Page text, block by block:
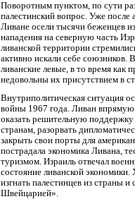
Поворотным пунктом, по сути
палестинский вопрос. Уже после
Ливане осели тысячи беженцев
нападения на северную часть
ливанской территории
активно искали себе союзников.
ливанские левые, в то время как
недовольны их присутствием в
Внутриполитическая ситуация
войны 1967 года. Ливан
оказать решительную
странам, разорвать
закрыть свои порты для
пострадала экономика Ливана,
туризмом. Израиль отвечал
состояние ливанской экономики.
изгнать палестинцев из страны
Швейцарией».